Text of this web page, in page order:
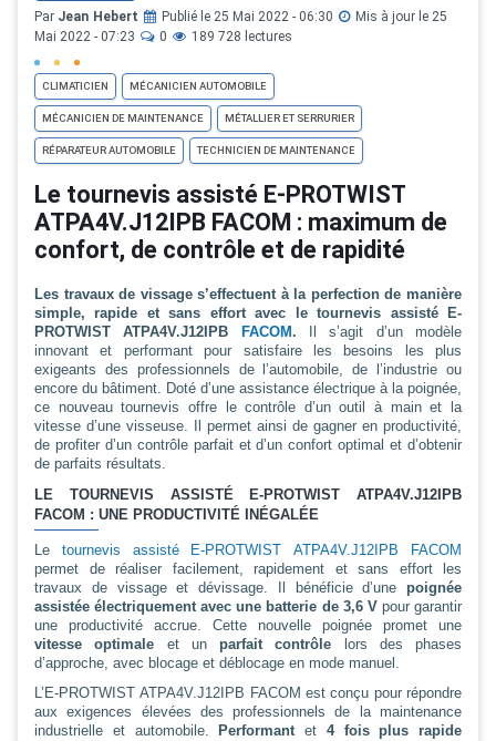
Par Jean Hebert Publié le 25 Mai 2022 - 06:30
Mis à jour le 25
Mai 2022 - 07:23
0 189 728 lectures
CLIMATICIEN MÉCANICIEN AUTOMOBILE
MÉCANICIEN DE MAINTENANCE MÉTALLIER ET SERRURIER
RÉPARATEUR AUTOMOBILE TECHNICIEN DE MAINTENANCE
Le tournevis assisté E-PROTWIST
ATPA4V.J12IPB FACOM : maximum de
confort, de contrôle et de rapidité
Les travaux de vissage s’effectuent à la perfection de manière
simple, rapide et sans effort avec le tournevis assisté E-
PROTWIST ATPA4V.J12IPB
FACOM. Il s’agit d’un modèle
innovant et performant pour satisfaire les besoins les plus
exigeants des professionnels de l’automobile, de l’industrie ou
encore du bâtiment. Doté d’une assistance électrique à la poignée,
ce nouveau tournevis offre le contrôle d’un outil à main et la
vitesse d’une visseuse. Il permet ainsi de gagner en productivité,
de profiter d’un contrôle parfait et d’un confort optimal et d’obtenir
de parfaits résultats.
LE TOURNEVIS ASSISTÉ E-PROTWIST ATPA4V.J12IPB
FACOM : UNE PRODUCTIVITÉ INÉGALÉE
Le tournevis assisté E-PROTWIST ATPA4V.J12IPB FACOM
permet de réaliser facilement, rapidement et sans effort les
travaux de vissage et dévissage. Il bénéficie d’une poignée
assistée électriquement avec une batterie de 3,6 V pour garantir
une productivité accrue. Cette nouvelle poignée promet une
vitesse optimale et un parfait contrôle lors des phases
d’approche, avec blocage et déblocage en mode manuel.
L’E-PROTWIST ATPA4V.J12IPB FACOM est conçu pour répondre
aux exigences élevées des professionnels de la maintenance
industrielle et automobile.
Performantet 4 fois plus rapide